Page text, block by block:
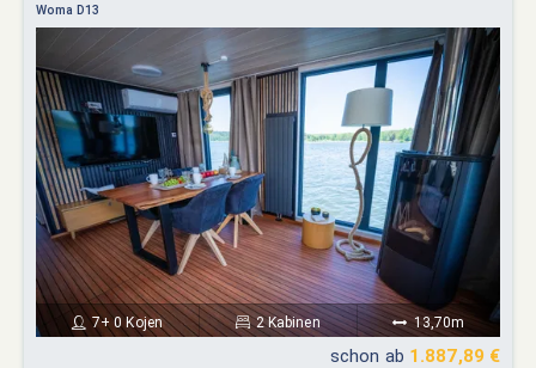
Woma D13
7+ 0 Kojen 2 Kabinen 13,70m
schon ab 1.887,89 €